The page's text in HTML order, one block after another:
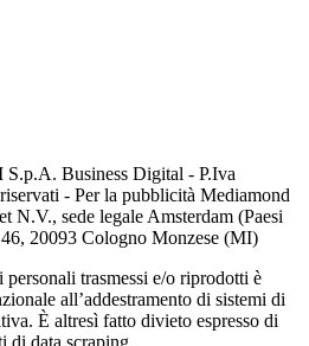
S.p.A. Business Digital - P.Iva
- Per la pubblicità Mediamond
N.V., sede legale Amsterdam (Paesi
20093 Cologno Monzese (MI)
trasmessi e/o riprodotti è
all’addestramento di sistemi di
È altresì fatto divieto espresso di
di data scraping.